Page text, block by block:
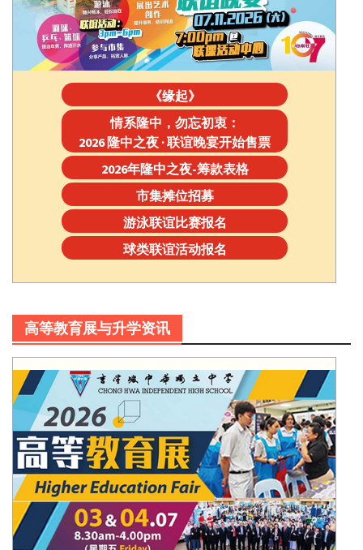
《缘起》
情系隆中，勿忘初衷：
2026 隆中之夜 · 联谊晚宴开始售票
2026年隆中之夜-筹款表格
市集摊位招募
游泳联谊比赛报名
球类联谊活动报名
高等教育展与升学资讯